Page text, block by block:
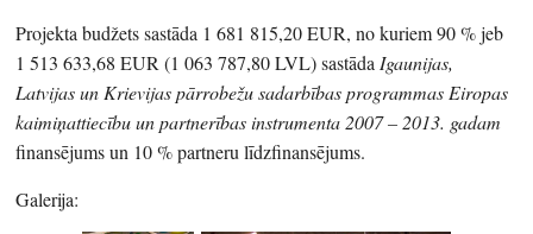
Projekta budžets sastāda 1 681 815,20 EUR, no kuriem 90 % jeb
1 513 633,68 EUR (1 063 787,80 LVL) sastādaIgaunijas,
Latvijas un Krievijas pārrobežu sadarbības programmas Eiropas
kaimiņattiecību un partnerības instrumenta 2007 – 2013. gadam
finansējums un 10 % partneru līdzfinansējums.
Galerija: